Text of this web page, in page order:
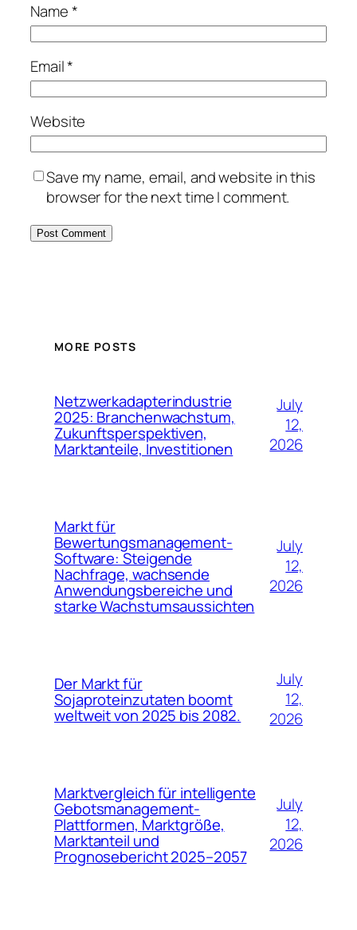
Name*
Email*
Website
Save my name, email, and website in this
browser for the next time I comment.
MORE POSTS
Netzwerkadapterindustrie
2025: Branchenwachstum,
Zukunftsperspektiven,
Marktanteile, Investitionen
July
12,
2026
Markt für
Bewertungsmanagement-
Software: Steigende
Nachfrage, wachsende
Anwendungsbereiche und
starke Wachstumsaussichten
July
12,
2026
Der Markt für
Sojaproteinzutaten boomt
weltweit von 2025 bis 2082.
July
12,
2026
Marktvergleich für intelligente
Gebotsmanagement-
Plattformen, Marktgröße,
Marktanteil und
Prognosebericht 2025–2057
July
12,
2026